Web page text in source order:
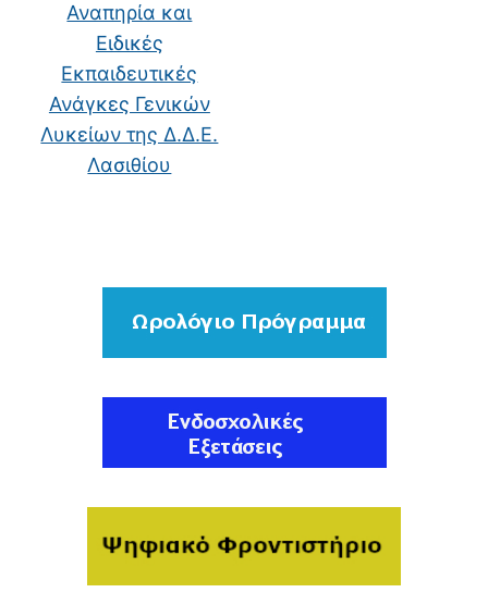
Αναπηρία και
Ειδικές
Εκπαιδευτικές
Ανάγκες Γενικών
Λυκείων της Δ.Δ.Ε.
Λασιθίου